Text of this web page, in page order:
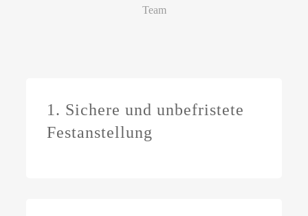
Team
1. Sichere und unbefristete
Festanstellung